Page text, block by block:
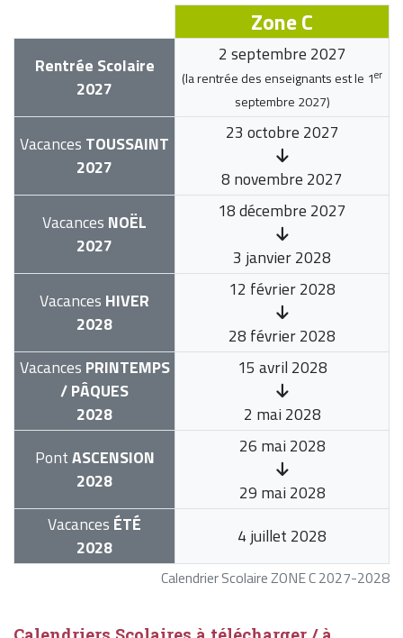
Calendrier Scolaire ZONE C 2027-2028
Zone C
Rentrée Scolaire
2027
2 septembre 2027
(la rentrée des enseignants est le 1er
septembre 2027)
Vacances TOUSSAINT
2027
23 octobre 2027
8 novembre 2027
Vacances NOËL
2027
18 décembre 2027
3 janvier 2028
Vacances HIVER
2028
12 février 2028
28 février 2028
Vacances PRINTEMPS
/ PÂQUES
2028
15 avril 2028
2 mai 2028
PontASCENSION
2028
26 mai 2028
29 mai 2028
Vacances ÉTÉ
2028
4 juillet 2028